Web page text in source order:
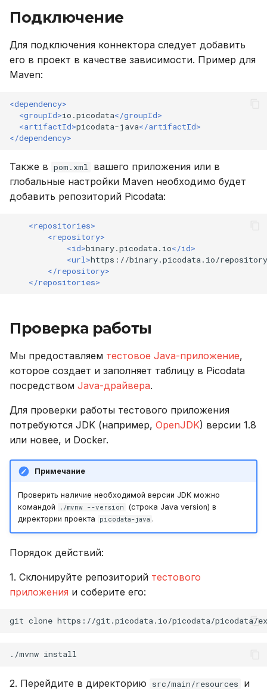
п
о
к
Резервное копирование
Управление доступом
Аутентификация с
Включение протокола
SSL
Использование журнала
аудита
Настройка Systemd
Устранение неполадок
Параметризованные
Команды
Использование
используемые в роли
Справочник метрик
Ограничения
Описание системных
Интерфейс RPC API
многозадачность
Механизм плагинов
Внешний модуль аудита
Подключение
Для подключения коннектора следует добавить
его в проект в качестве зависимости. Пример для
Maven:
<dependency>
<groupId>io.picodata</groupId>
<artifactId>picodata-java</artifactId>
</dependency>
Также в pom.xml
вашего приложения или в
глобальные настройки Maven необходимо будет
добавить репозиторий Picodata:
<repositories>
<repository>
<id>binary.picodata.io</id>
<url>https://binary.picodata.io/
</repository>
</repositories>
Проверка работы
Мы предоставляем тестовое Java-приложение,
которое создает и заполняет таблицу в Picodata
посредством Java-драйвера.
Для проверки работы тестового приложения
потребуются JDK (например, OpenJDK) версии 1.8
или новее, и Docker.
Примечание
Проверить наличие необходимой версии JDK можно
командой
./mvnw --version
(строка Java version) в
директории проекта
picodata-java .
Порядок действий:
1. Склонируйте репозиторий тестового
приложения и соберите его:
git clone
./mvnw
2. Перейдите в директорию src/main/resources
и